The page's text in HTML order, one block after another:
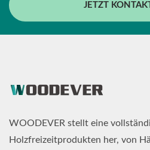
JETZT
WOODEVER stellt eine
Holzfreizeitprodukten her, von